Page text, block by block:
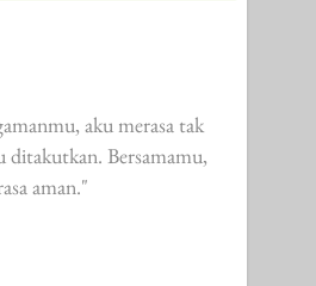
aku merasa tak
ditakutkan. Bersamamu,
aman."